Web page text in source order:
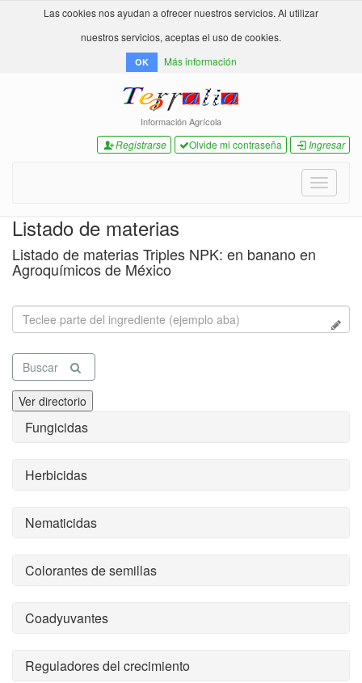
Las cookies nos ayudan a ofrecer nuestros servicios. Al utilizar
nuestros servicios, aceptas el uso de cookies.
OK Más información
Información Agrícola
Registrarse Olvide mi contraseña Ingresar
Toggle
Listado de materias
Listado de materias Triples NPK: en banano en
Agroquímicos de México
Buscar
Ver directorio
Fungicidas
Herbicidas
Nematicidas
Colorantes de semillas
Coadyuvantes
Reguladores del crecimiento